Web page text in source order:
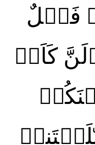
فَضۡلٌ
كَاَنۡ